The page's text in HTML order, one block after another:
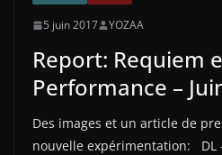
5 juin 2017 YOZAA
Report: Requiem
Performance –
Des images et un article de
nouvelle expérimentation: DL